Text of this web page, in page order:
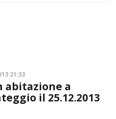
21:33
abitazione a
il 25.12.2013